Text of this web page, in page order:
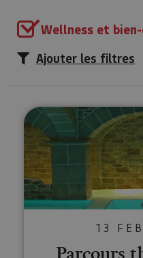
Wellness et
Ajouter les filtres
13
Parcours